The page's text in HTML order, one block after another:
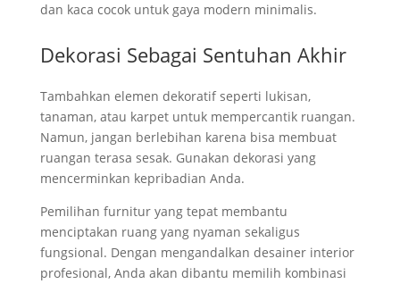
dan kaca cocok untuk gaya modern minimalis.
Dekorasi Sebagai Sentuhan Akhir
Tambahkan elemen dekoratif seperti lukisan,
tanaman, atau karpet untuk mempercantik ruangan.
Namun, jangan berlebihan karena bisa membuat
ruangan terasa sesak. Gunakan dekorasi yang
mencerminkan kepribadian Anda.
Pemilihan furnitur yang tepat membantu
menciptakan ruang yang nyaman sekaligus
fungsional. Dengan mengandalkan desainer interior
profesional, Anda akan dibantu memilih kombinasi